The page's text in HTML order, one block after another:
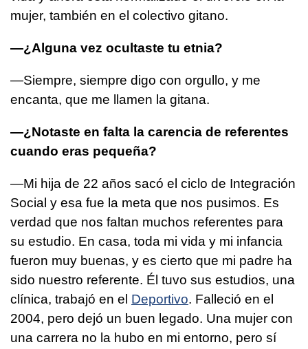
mujer, también en el colectivo gitano.
—¿Alguna vez ocultaste tu etnia?
—Siempre, siempre digo con orgullo, y me
encanta, que me llamen la gitana.
—¿Notaste en falta la carencia de referentes
cuando eras pequeña?
—Mi hija de 22 años sacó el ciclo de Integración
Social y esa fue la meta que nos pusimos. Es
verdad que nos faltan muchos referentes para
su estudio. En casa, toda mi vida y mi infancia
fueron muy buenas, y es cierto que mi padre ha
sido nuestro referente. Él tuvo sus estudios, una
clínica, trabajó en el Deportivo. Falleció en el
2004, pero dejó un buen legado. Una mujer con
una carrera no la hubo en mi entorno, pero sí